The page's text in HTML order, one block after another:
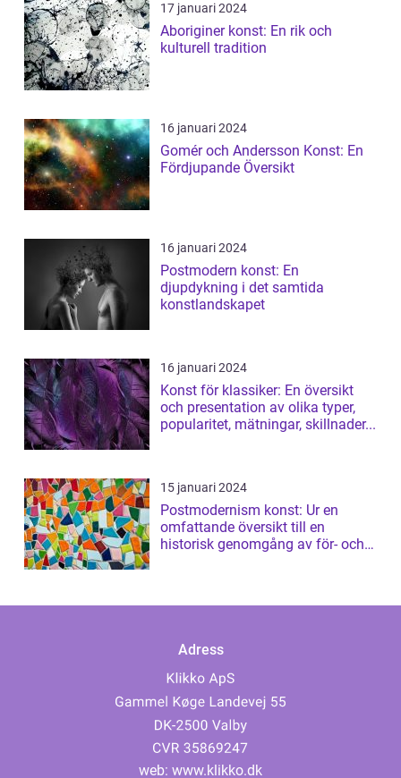
17 januari 2024
Aboriginer konst: En rik och
kulturell tradition
16 januari 2024
Gomér och Andersson Konst: En
Fördjupande Översikt
16 januari 2024
Postmodern konst: En
djupdykning i det samtida
konstlandskapet
16 januari 2024
Konst för klassiker: En översikt
och presentation av olika typer,
popularitet, mätningar, skillnader...
15 januari 2024
Postmodernism konst: Ur en
omfattande översikt till en
historisk genomgång av för- och
Adress
web: www.klikko.dk